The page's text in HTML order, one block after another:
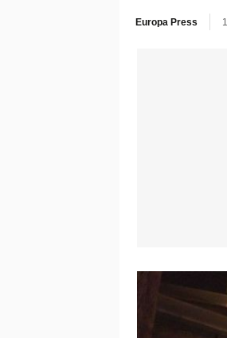
Europa Press